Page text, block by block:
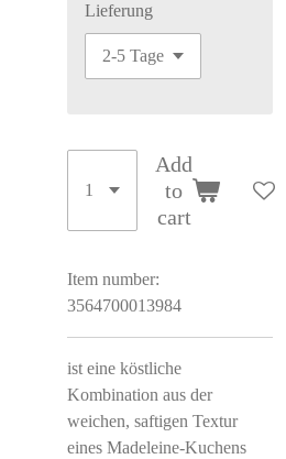
Lieferung
Add
to
cart
Item number:
3564700013984
ist eine köstliche
Kombination aus der
weichen, saftigen Textur
eines Madeleine-Kuchens